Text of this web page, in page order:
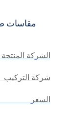
مقاسات
الشركة المنتجة
شركة التركيب
السعر